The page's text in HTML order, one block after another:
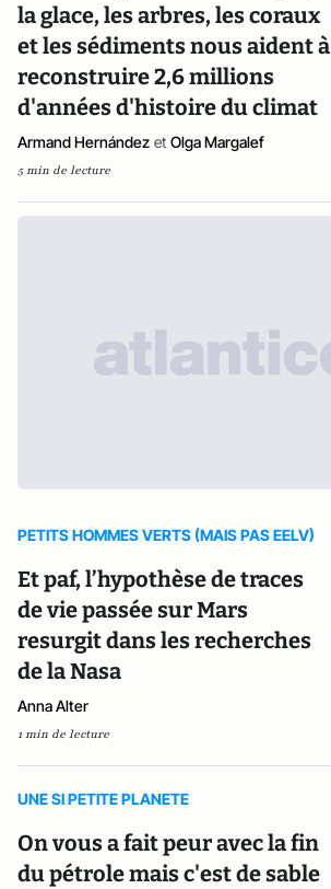
la glace, les arbres, les coraux
et les sédiments nous aident à
reconstruire 2,6 millions
d'années d'histoire du climat
Armand Hernández et Olga Margalef
5 min de lecture
PETITS HOMMES VERTS (MAIS PAS EELV)
Et paf, l’hypothèse de traces
de vie passée sur Mars
resurgit dans les recherches
de la Nasa
Anna Alter
1 min de lecture
UNE SI PETITE PLANETE
On vous a fait peur avec la fin
du pétrole mais c'est de sable